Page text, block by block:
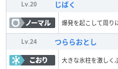
Lv.20 じばく
爆発を起こして周り
Lv.24 つららおとし
大きな氷柱を激しく